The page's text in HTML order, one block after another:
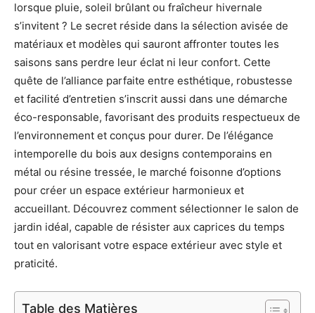
lorsque pluie, soleil brûlant ou fraîcheur hivernale
s’invitent ? Le secret réside dans la sélection avisée de
matériaux et modèles qui sauront affronter toutes les
saisons sans perdre leur éclat ni leur confort. Cette
quête de l’alliance parfaite entre esthétique, robustesse
et facilité d’entretien s’inscrit aussi dans une démarche
éco-responsable, favorisant des produits respectueux de
l’environnement et conçus pour durer. De l’élégance
intemporelle du bois aux designs contemporains en
métal ou résine tressée, le marché foisonne d’options
pour créer un espace extérieur harmonieux et
accueillant. Découvrez comment sélectionner le salon de
jardin idéal, capable de résister aux caprices du temps
tout en valorisant votre espace extérieur avec style et
praticité.
Table des Matières